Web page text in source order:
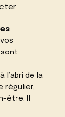
sont
l’abri de la
régulier,
être. Il